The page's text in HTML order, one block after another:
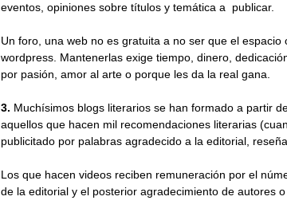
eventos, opiniones sobre títulos y temática a publicar.
Un foro, una web no es gratuita a no ser que el
wordpress. Mantenerlas exige tiempo, dinero,
por pasión, amor al arte o porque les da la real gana.
3. Muchísimos blogs literarios se han formado a partir
aquellos que hacen mil recomendaciones literarias
publicitado por palabras agradecido a la editorial,
Los que hacen videos reciben remuneración por el
de la editorial y el posterior agradecimiento de autores